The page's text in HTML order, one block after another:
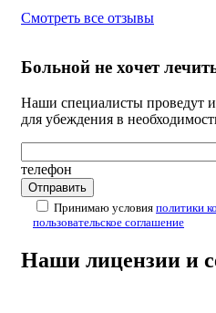
Смотреть все отзывы
Больной не хочет
Наши специалисты проведут
для убеждения в
телефон
Принимаю условия политики
пользовательское соглашение
Наши лицензии и